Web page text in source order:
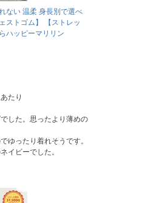
ない 温柔 身長別で選べ
ストゴム】 【ストレッ
ハッピーマリリン
たり
した。思ったより薄めの
ゆったり着れそうです。
イビーでした。